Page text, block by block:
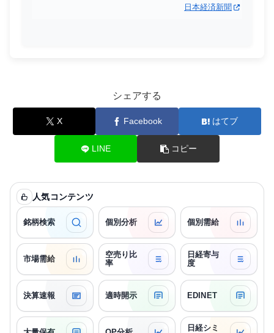
日本経済新聞
シェアする
X Facebook はてブ
LINE コピー
人気コンテンツ
銘柄検索 個別分析 個別需給
市場需給
空売り比
率
日経寄与
度
決算速報 適時開示 EDINET
日経シミ